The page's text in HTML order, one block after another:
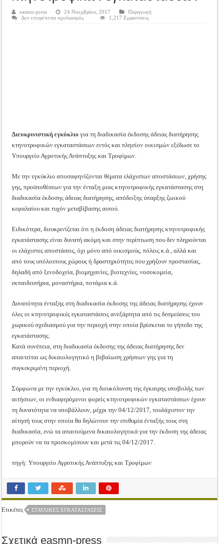
Tακτική Γενική Συνέλευση του Αγροτικού Συνεταιρισμού Μεσολογγίου-
Η περίοδος συγκομιδής της Ελιάς ξεκίνησε…με Μεγάλες Προσφορές!!
easmn-press 24 Νοεμβρίου, 2017
Παραγωγή
Δεν επιτρέπεται σχολιασμόςστο
1,217 Εμφανίσεις
Διευκρινιστική εγκύκλιο για τη διαδικασία έκδοσης άδειας διατήρησης
κτηνοτροφικών εγκαταστάσεων εντός και πλησίον οικισμών εξέδωσε το
Υπουργείο Αγροτικής Ανάπτυξης και Τροφίμων.
Με την εγκύκλιο αποσαφηνίζονται θέματα ελάχιστων αποστάσεων, χρήσης
γης, προϋποθέσεων για την ένταξη μιας κτηνοτροφικής εγκατάστασης στη
διαδικασία έκδοσης άδειας διατήρησης, απόδειξης ύπαρξης ζωικού
κεφαλαίου και τυχόν μεταβίβασης αυτού.
Ειδικότερα, διευκρινίζεται ότι η έκδοση άδειας διατήρησης κτηνοτροφικής
εγκατάστασης είναι δυνατή ακόμη και στην περίπτωση που δεν πληρούνται
οι ελάχιστες αποστάσεις, όχι μόνο από οικισμούς, πόλεις κ.ά., αλλά και
από τους υπόλοιπους χώρους ή δραστηριότητες που χρήζουν προστασίας,
δηλαδή από ξενοδοχεία, βιομηχανίες, βιοτεχνίες, νοσοκομεία,
εκπαιδευτήρια, μοναστήρια, ποτάμια κ.ά.
Δυνατότητα ένταξης στη διαδικασία έκδοσης της άδειας διατήρησης έχουν
όλες οι κτηνοτροφικές εγκαταστάσεις ανεξάρτητα από τις δεσμεύσεις του
χωρικού σχεδιασμού για την περιοχή στην οποία βρίσκεται το γήπεδο της
εγκατάστασης.
Κατά συνέπεια, στη διαδικασία έκδοσης της άδειας διατήρησης δεν
απαιτείται ως δικαιολογητικό η βεβαίωση χρήσεων γης για τη
συγκεκριμένη περιοχή.
Σύμφωνα με την εγκύκλιο, για τη διευκόλυνση της έγκαιρης υποβολής των
αιτήσεων, οι ενδιαφερόμενοι φορείς κτηνοτροφικών εγκαταστάσεων έχουν
τη δυνατότητα να υποβάλλουν, μέχρι την 04/12/2017, τουλάχιστον την
αίτησή τους στην οποία θα δηλώνουν την επιθυμία ένταξής τους στη
διαδικασία, ενώ τα απαιτούμενα δικαιολογητικά για την έκδοση της άδειας
μπορούν να τα προσκομίσουν και μετά τις 04/12/2017.
πηγή: Υπουργείο Αγροτικής Ανάπτυξης και Τροφίμων
Ετικέτες ΣΤΑΥΛΙΚΈΣ ΕΓΚΑΤΑΣΤΆΣΕΙΣ
Σχετικά easmn-press